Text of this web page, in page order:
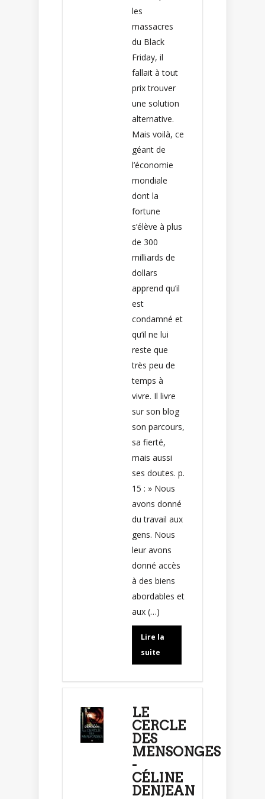
les
massacres
du Black
Friday, il
fallait à tout
prix trouver
une solution
alternative.
Mais voilà, ce
géant de
l’économie
mondiale
dont la
fortune
s’élève à plus
de 300
milliards de
dollars
apprend qu’il
est
condamné et
qu’il ne lui
reste que
très peu de
temps à
vivre. Il livre
sur son blog
son parcours,
sa fierté,
mais aussi
ses doutes. p.
15 : » Nous
avons donné
du travail aux
gens. Nous
leur avons
donné accès
à des biens
abordables et
aux (…)
Lire la
suite
LE
CERCLE
DES
MENSONGES
-
CÉLINE
DENJEAN